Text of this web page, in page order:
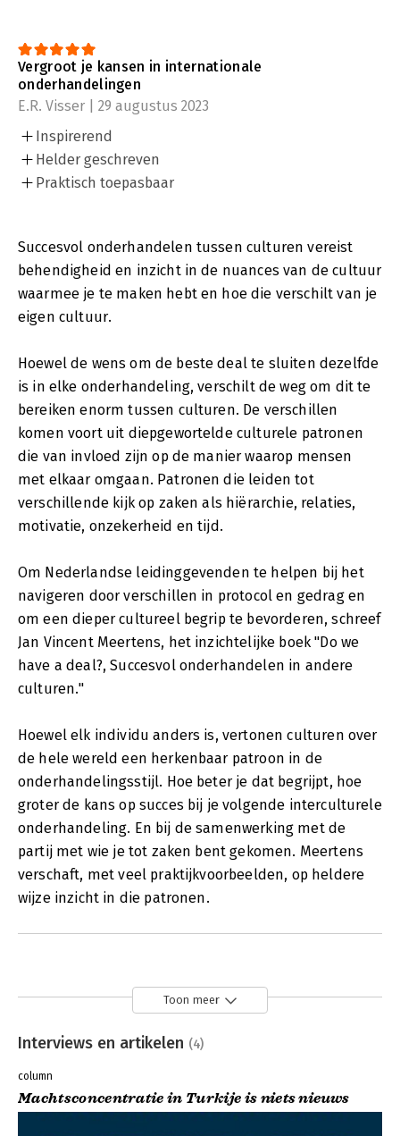
Vergroot je kansen in internationale
onderhandelingen
E.R. Visser | 29 augustus 2023
Inspirerend
Helder geschreven
Praktisch toepasbaar
Succesvol onderhandelen tussen culturen vereist
behendigheid en inzicht in de nuances van de cultuur
waarmee je te maken hebt en hoe die verschilt van je
eigen cultuur.
Hoewel de wens om de beste deal te sluiten dezelfde
is in elke onderhandeling, verschilt de weg om dit te
bereiken enorm tussen culturen. De verschillen
komen voort uit diepgewortelde culturele patronen
die van invloed zijn op de manier waarop mensen
met elkaar omgaan. Patronen die leiden tot
verschillende kijk op zaken als hiërarchie, relaties,
motivatie, onzekerheid en tijd.
Om Nederlandse leidinggevenden te helpen bij het
navigeren door verschillen in protocol en gedrag en
om een dieper cultureel begrip te bevorderen, schreef
Jan Vincent Meertens, het inzichtelijke boek "Do we
have a deal?, Succesvol onderhandelen in andere
culturen."
Hoewel elk individu anders is, vertonen culturen over
de hele wereld een herkenbaar patroon in de
onderhandelingsstijl. Hoe beter je dat begrijpt, hoe
groter de kans op succes bij je volgende interculturele
onderhandeling. En bij de samenwerking met de
partij met wie je tot zaken bent gekomen. Meertens
verschaft, met veel praktijkvoorbeelden, op heldere
wijze inzicht in die patronen.
Toon meer
Interviews en artikelen (4)
column
Machtsconcentratie in Turkije is niets nieuws